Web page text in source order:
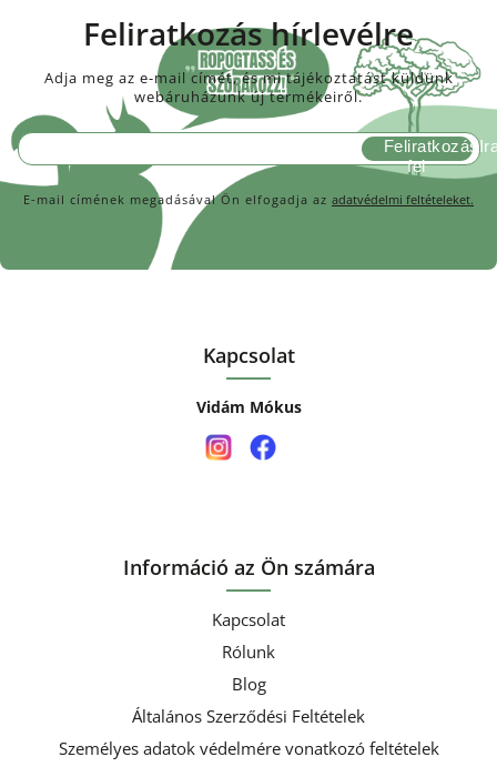
Kapcsolat
Vidám Mókus
Információ az Ön számára
Kapcsolat
Rólunk
Blog
Általános Szerződési Feltételek
Személyes adatok védelmére vonatkozó feltételek
Feliratkozás hírlevélre
Adja meg az e-mail címét, és mi tájékoztatást küldünk
webáruházunk új termékeiről.
E-mail címének megadásával Ön elfogadja az adatvédelmi feltételeket.
Feliratkozás